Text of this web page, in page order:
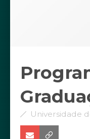
Universidade